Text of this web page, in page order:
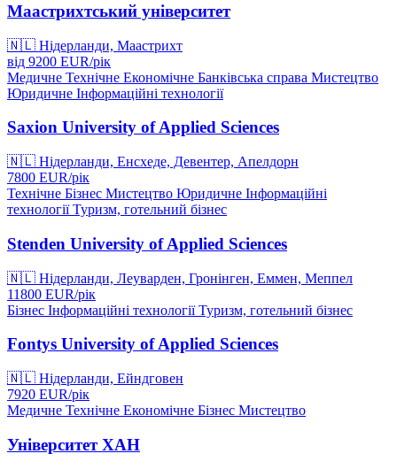
Маастрихтський університет
🇳🇱 Нідерланди, Маастрихт
від 9200 EUR/рік
Медичне Технічне Економічне Банківська справа Мистецтво
Юридичне Інформаційні технології
Saxion University of Applied Sciences
🇳🇱 Нідерланди, Енсхеде, Девентер, Апелдорн
7800 EUR/рік
Технічне Бізнес Мистецтво Юридичне Інформаційні
технології Туризм, готельний бізнес
Stenden University of Applied Sciences
🇳🇱 Нідерланди, Леуварден, Гронінген, Еммен, Меппел
11800 EUR/рік
Бізнес Інформаційні технології Туризм, готельний бізнес
Fontys University of Applied Sciences
🇳🇱 Нідерланди, Ейндговен
7920 EUR/рік
Медичне Технічне Економічне Бізнес Мистецтво
Університет ХАН